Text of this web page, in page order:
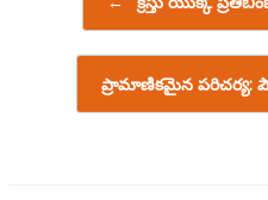
ప్రామాణికమైన పరిచర్య: